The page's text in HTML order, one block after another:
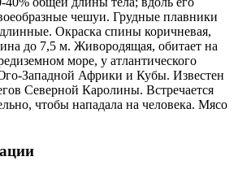
чешуи. Грудные плавники
Окраска спины коричневая,
до 7,5 м. Живородящая, обитает на
море, у атлантического
Западной Африки и Кубы. Известен
Северной Каролины. Встречается
чтобы нападала на человека. Мясо